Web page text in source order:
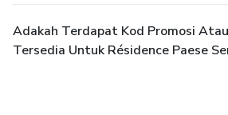
Adakah Terdapat Kod Promosi
Tersedia Untuk Résidence Paese